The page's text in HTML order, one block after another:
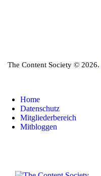
The Content Society © 2026.
Home
Datenschutz
Mitgliederbereich
Mitbloggen